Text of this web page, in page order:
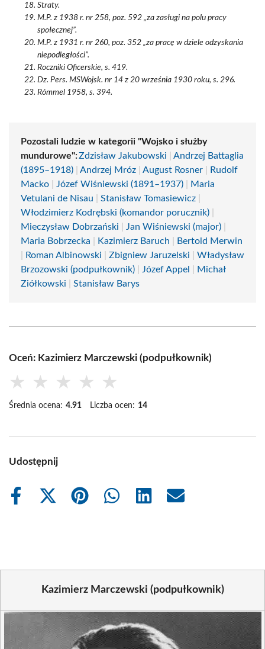
Straty.
M.P. z 1938 r. nr 258, poz. 592 „za zasługi na polu pracy
społecznej”.
M.P. z 1931 r. nr 260, poz. 352 „za pracę w dziele odzyskania
niepodległości”.
Roczniki Oficerskie, s. 419.
Dz. Pers. MSWojsk. nr 14 z 20 września 1930 roku, s. 296.
Rómmel 1958, s. 394.
Pozostali ludzie w kategorii "Wojsko i służby
mundurowe":Zdzisław Jakubowski
Andrzej Battaglia
(1895–1918)
Andrzej Mróz August Rosner
Rudolf
Macko
Józef Wiśniewski (1891–1937)
Maria
Vetulani de Nisau
Stanisław Tomasiewicz
Włodzimierz Kodrębski (komandor porucznik)
Mieczysław Dobrzański
Jan Wiśniewski (major)
Maria Bobrzecka
Kazimierz Baruch
Bertold Merwin
Roman Albinowski Zbigniew Jaruzelski
Władysław
Brzozowski (podpułkownik)
Józef Appel
Michał
Ziółkowski
Stanisław Barys
Oceń: Kazimierz Marczewski (podpułkownik)
★ ★ ★ ★ ★
Średnia ocena: 4.91 Liczba ocen: 14
Udostępnij
Share
Share
Share
Share
Share
Share
Kazimierz Marczewski (podpułkownik)